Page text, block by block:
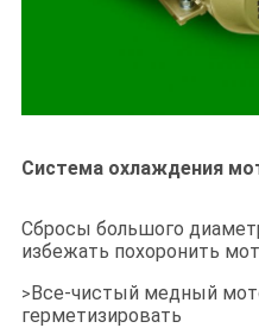
Система охлаждения
Сбросы большого
избежать похоронить
>Все-чистый медный
герметизировать